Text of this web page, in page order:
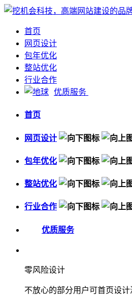
首页
网页设计
包年优化
整站优化
行业合作
优质服务
首页
网页设计
包年优化
整站优化
行业合作
优质服务
零风险设计
不放心的部分用户可首页设